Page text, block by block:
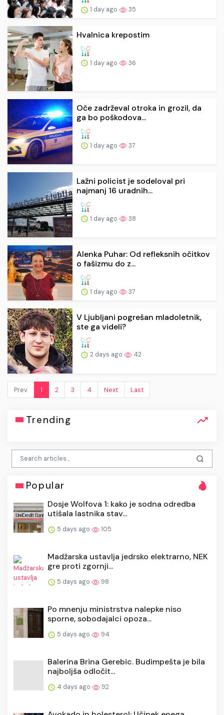
1 day ago 35
Hvalnica krepostim
1 day ago 36
Oče zadrževal otroka in grozil, da
ga bo poškodova...
1 day ago 37
Lažni policist je sodeloval pri
najmanj 16 uradnih...
1 day ago 38
Alenka Puhar: Od refleksnih očitkov
o fašizmu do z...
1 day ago 37
V Ljubljani pogrešan mladoletnik,
ste ga videli?
2 days ago 42
Prev. 1 2 3 4 Next Last
Trending
Popular
Dosje Wolfova 1: kako je sodna odredba
utišala lastnika stav...
5 days ago 105
Madžarska ustavlja jedrsko elektrarno, NEK
gre proti zgornji...
5 days ago 98
Po mnenju ministrstva nalepke niso
sporne, sobodajalci opoza...
5 days ago 94
Balerina Brina Gerebic. Budimpešta je bila
najboljša odločit...
4 days ago 92